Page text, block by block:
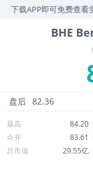
载APP即可免费查看实
BHE
盘后 82.36
最高 84.20
今开
83.61
总市值
29.55亿